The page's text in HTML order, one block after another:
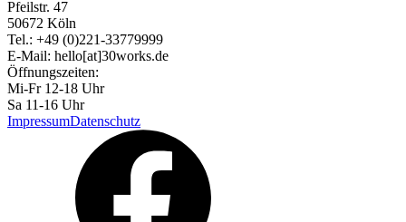
Pfeilstr. 47
50672 Köln
Tel.: +49 (0)221-33779999
E-Mail: hello[at]30works.de
Öffnungszeiten:
Mi-Fr 12-18 Uhr
Sa 11-16 Uhr
ImpressumDatenschutz